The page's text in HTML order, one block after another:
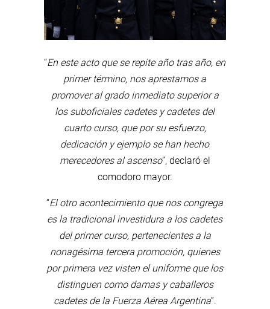
“En este acto que se repite año tras año, en
primer término, nos aprestamos a
promover al grado inmediato superior a
los suboficiales cadetes y cadetes del
cuarto curso, que por su esfuerzo,
dedicación y ejemplo se han hecho
merecedores al ascenso”, declaró el
comodoro mayor.
“El otro acontecimiento que nos congrega
es la tradicional investidura a los cadetes
del primer curso, pertenecientes a la
nonagésima tercera promoción, quienes
por primera vez visten el uniforme que los
distinguen como damas y caballeros
cadetes de la Fuerza Aérea Argentina”.